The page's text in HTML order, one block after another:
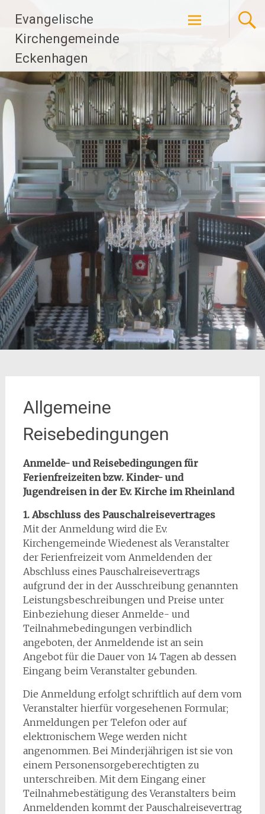
Inhalt
springen
Evangelische
Kirchengemeinde
Eckenhagen
Allgemeine
Reisebedingungen
Anmelde- und Reisebedingungen für
Ferienfreizeiten bzw. Kinder- und
Jugendreisen in der Ev. Kirche im Rheinland
1. Abschluss des Pauschalreisevertrages
Mit der Anmeldung wird die Ev.
Kirchengemeinde Wiedenest als Veranstalter
der Ferienfreizeit vom Anmeldenden der
Abschluss eines Pauschalreisevertrags
aufgrund der in der Ausschreibung genannten
Leistungsbeschreibungen und Preise unter
Einbeziehung dieser Anmelde- und
Teilnahmebedingungen verbindlich
angeboten, der Anmeldende ist an sein
Angebot für die Dauer von 14 Tagen ab dessen
Eingang beim Veranstalter gebunden.
Die Anmeldung erfolgt schriftlich auf dem vom
Veranstalter hierfür vorgesehenen Formular;
Anmeldungen per Telefon oder auf
elektronischem Wege werden nicht
angenommen. Bei Minderjährigen ist sie von
einem Personensorgeberechtigten zu
unterschreiben. Mit dem Eingang einer
Teilnahmebestätigung des Veranstalters beim
Anmeldenden kommt der Pauschalreisevertrag